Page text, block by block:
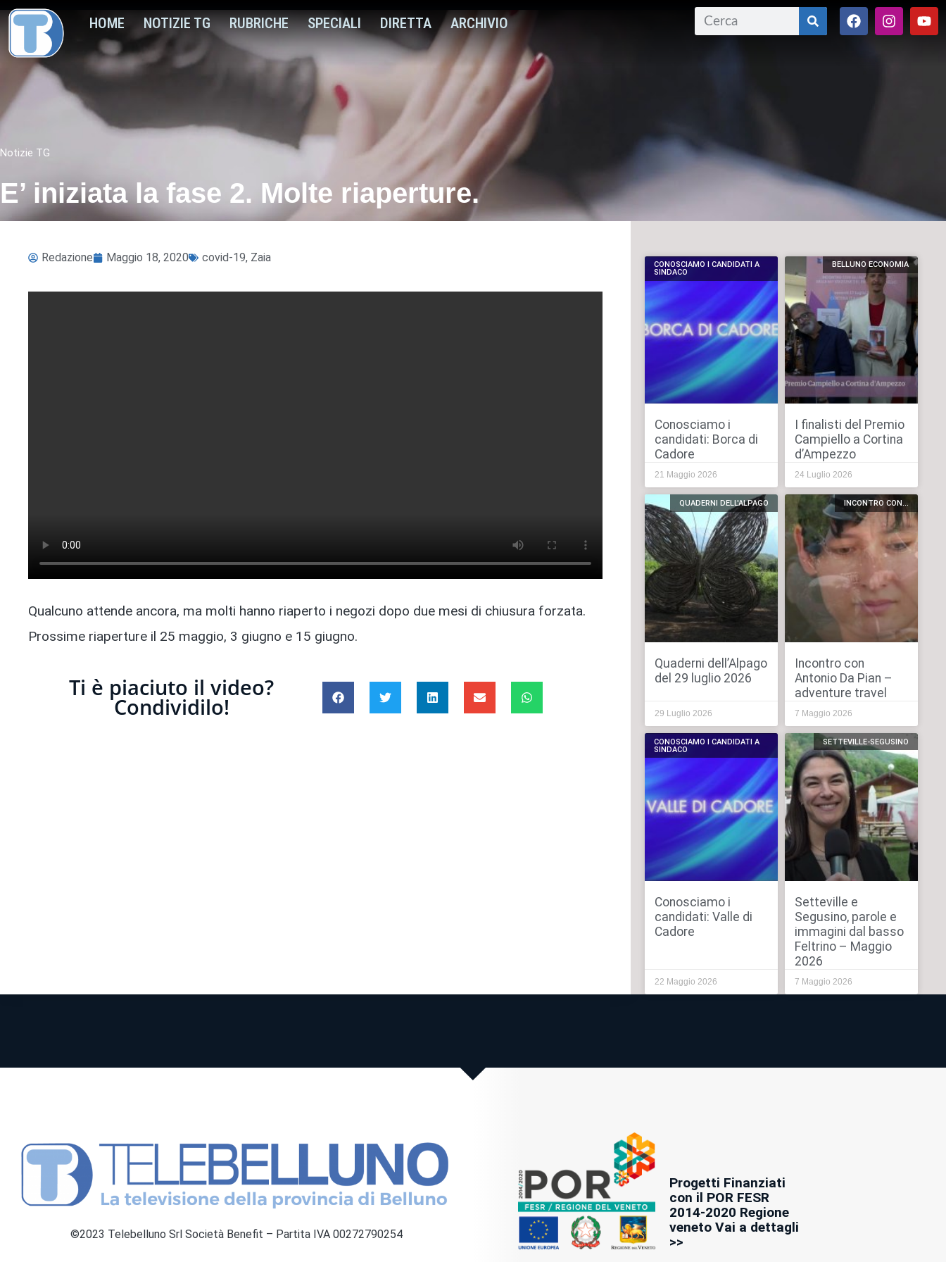
HOME NOTIZIE TG RUBRICHE SPECIALI DIRETTA ARCHIVIO
Notizie TG
E’ iniziata la fase 2. Molte riaperture.
Redazione Maggio 18, 2020 covid-19, Zaia
Qualcuno attende ancora, ma molti hanno riaperto i negozi dopo due mesi di chiusura forzata.
Prossime riaperture il 25 maggio, 3 giugno e 15 giugno.
Ti è piaciuto il video?
Condividilo!
CONOSCIAMO I CANDIDATI A
SINDACO
Conosciamo i
candidati: Borca di
Cadore
21 Maggio 2026
BELLUNO ECONOMIA
I finalisti del Premio
Campiello a Cortina
d’Ampezzo
24 Luglio 2026
QUADERNI DELL'ALPAGO
Quaderni dell’Alpago
del 29 luglio 2026
29 Luglio 2026
INCONTRO CON...
Incontro con
Antonio Da Pian –
adventure travel
7 Maggio 2026
CONOSCIAMO I CANDIDATI A
SINDACO
Conosciamo i
candidati: Valle di
Cadore
22 Maggio 2026
SETTEVILLE-SEGUSINO
Setteville e
Segusino, parole e
immagini dal basso
Feltrino – Maggio
2026
7 Maggio 2026
©2023 Telebelluno Srl Società Benefit – Partita IVA 00272790254
Progetti Finanziati
con il POR FESR
2014-2020 Regione
veneto Vai a dettagli
>>